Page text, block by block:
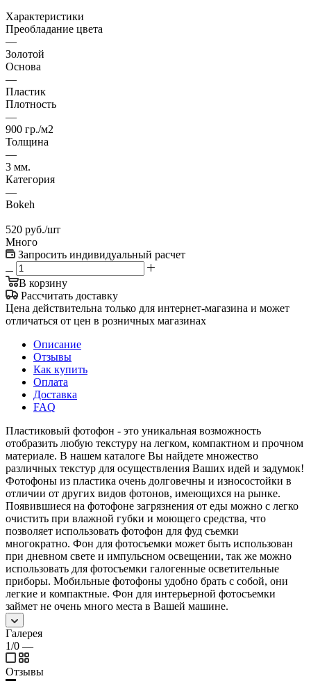
Характеристики
Преобладание цвета
—
Золотой
Основа
—
Пластик
Плотность
—
900 гр./м2
Толщина
—
3 мм.
Категория
—
Bokeh
520 руб./шт
Много
Запросить индивидуальный расчет
В корзину
Рассчитать доставку
Цена действительна только для интернет-магазина и может
отличаться от цен в розничных магазинах
Описание
Отзывы
Как купить
Оплата
Доставка
FAQ
Пластиковый фотофон - это уникальная возможность
отобразить любую текстуру на легком, компактном и прочном
материале. В нашем каталоге Вы найдете множество
различных текстур для осуществления Ваших идей и задумок!
Фотофоны из пластика очень долговечны и износостойки в
отличии от других видов фотонов, имеющихся на рынке.
Появившиеся на фотофоне загрязнения от еды можно с легко
очистить при влажной губки и моющего средства, что
позволяет использовать фотофон для фуд съемки
многократно. Фон для фотосъемки может быть использован
при дневном свете и импульсном освещении, так же можно
использовать для фотосъемки галогенные осветительные
приборы. Мобильные фотофоны удобно брать с собой, они
легкие и компактные. Фон для интерьерной фотосъемки
займет не очень много места в Вашей машине.
Галерея
1/0 —
Отзывы